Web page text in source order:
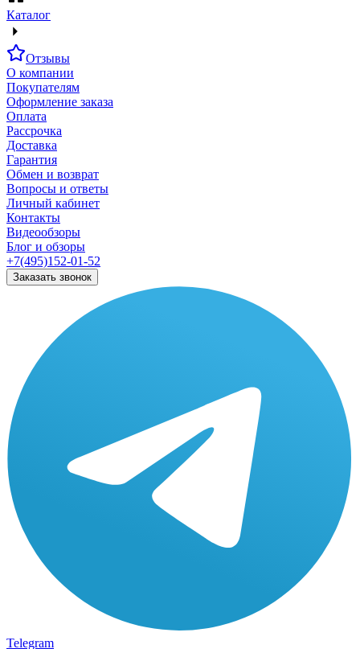
Каталог
Отзывы
О компании
Покупателям
Оформление заказа
Оплата
Рассрочка
Доставка
Гарантия
Обмен и возврат
Вопросы и ответы
Личный кабинет
Контакты
Видеообзоры
Блог и обзоры
+7(495)152-01-52
Заказать звонок
Telegram